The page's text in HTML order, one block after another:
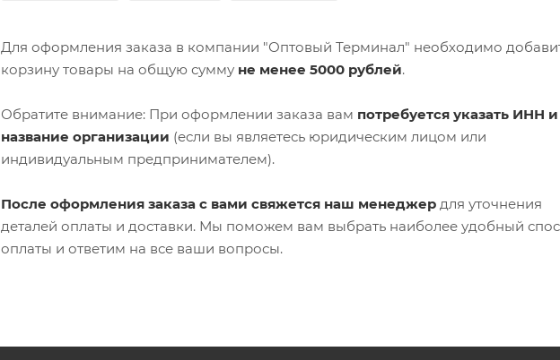
Для оформления заказа в компании "Оптовый Терминал" необходимо
корзину товары на общую сумму не менее 5000 рублей.
Обратите внимание: При оформлении заказа вам потребуется указать ИНН и
название организации (если вы являетесь юридическим лицом или
индивидуальным предпринимателем).
После оформления заказа с вами свяжется наш менеджер для уточнения
деталей оплаты и доставки. Мы поможем вам выбрать наиболее удобный
оплаты и ответим на все ваши вопросы.